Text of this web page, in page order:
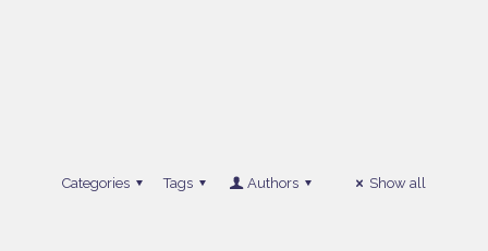
Categories Tags Authors Show all